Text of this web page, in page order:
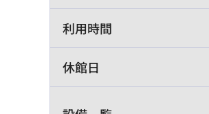
利用時間
休館日